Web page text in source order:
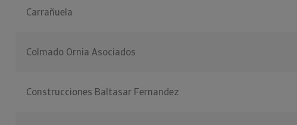
Carrañuela
Colmado Ornia Asociados
Construcciones Baltasar Fernandez